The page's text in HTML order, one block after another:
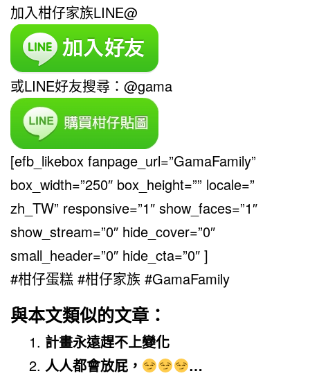
加入柑仔家族LINE@
或LINE好友搜尋：@gama
[efb_likebox fanpage_url=”GamaFamily”
box_width=”250″ box_height=”” locale=”
zh_TW” responsive=”1″ show_faces=”1″
show_stream=”0″ hide_cover=”0″
small_header=”0″ hide_cta=”0″ ]
#柑仔蛋糕 #柑仔家族 #GamaFamily
與本文類似的文章：
計畫永遠趕不上變化
人人都會放屁，
…